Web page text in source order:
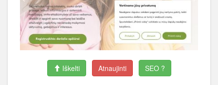
Iškelti Atnaujinti SEO ?